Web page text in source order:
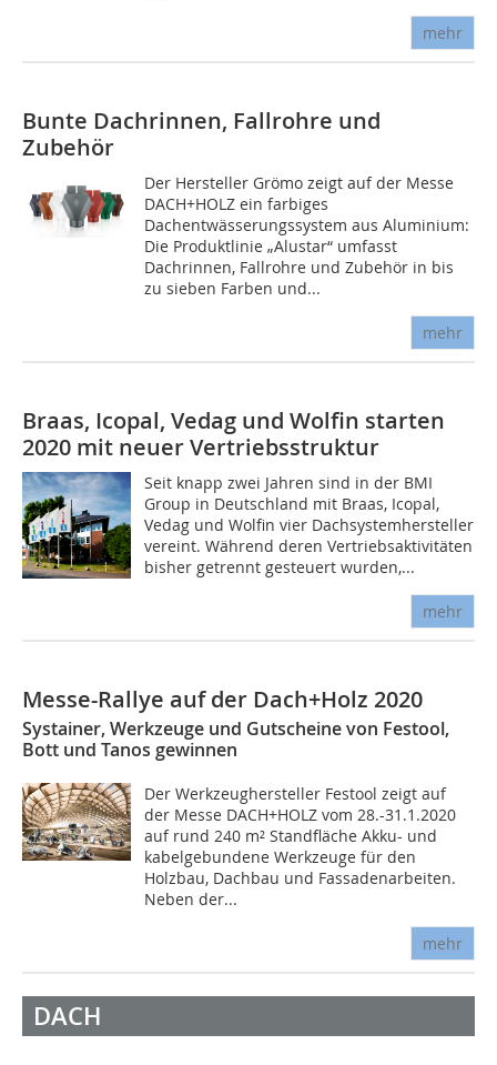
mehr
Bunte Dachrinnen, Fallrohre und
Zubehör
Der Hersteller Grömo zeigt auf der Messe
DACH+HOLZ ein farbiges
Dachentwässerungssystem aus Aluminium:
Die Produktlinie „Alustar“ umfasst
Dachrinnen, Fallrohre und Zubehör in bis
zu sieben Farben und...
mehr
Braas, Icopal, Vedag und Wolfin starten
2020 mit neuer Vertriebsstruktur
Seit knapp zwei Jahren sind in der BMI
Group in Deutschland mit Braas, Icopal,
Vedag und Wolfin vier Dachsystemhersteller
vereint. Während deren Vertriebsaktivitäten
bisher getrennt gesteuert wurden,...
mehr
Messe-Rallye auf der Dach+Holz 2020
Systainer, Werkzeuge und Gutscheine von Festool,
Bott und Tanos gewinnen
Der Werkzeughersteller Festool zeigt auf
der Messe DACH+HOLZ vom 28.-31.1.2020
auf rund 240 m² Standfläche Akku- und
kabelgebundene Werkzeuge für den
Holzbau, Dachbau und Fassadenarbeiten.
Neben der...
mehr
DACH